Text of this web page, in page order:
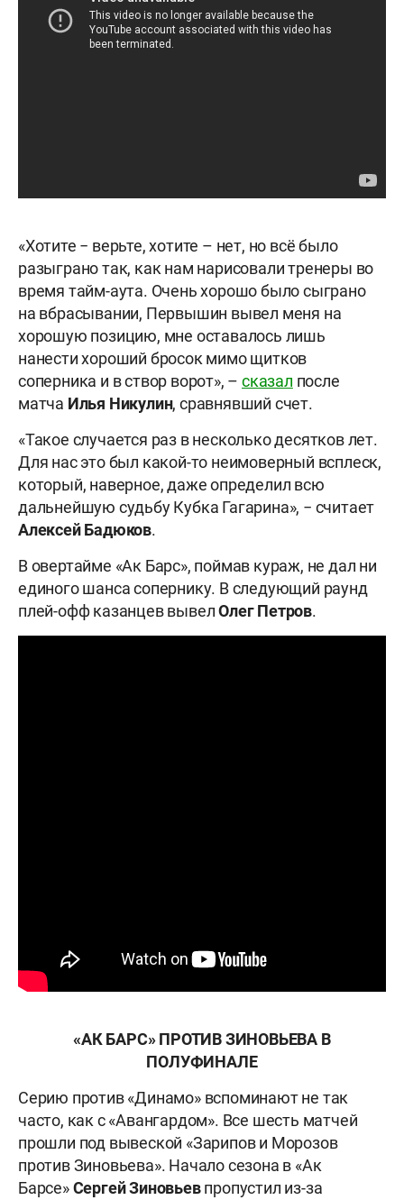
«Хотите − верьте, хотите – нет, но всё было
разыграно так, как нам нарисовали тренеры во
время тайм-аута. Очень хорошо было сыграно
на вбрасывании, Первышин вывел меня на
хорошую позицию, мне оставалось лишь
нанести хороший бросок мимо щитков
соперника и в створ ворот», –сказал после
матча Илья Никулин, сравнявший счет.
«Такое случается раз в несколько десятков лет.
Для нас это был какой-то неимоверный всплеск,
который, наверное, даже определил всю
дальнейшую судьбу Кубка Гагарина», − считает
АлексейБадюков.
В овертайме «Ак Барс», поймав кураж, не дал ни
единого шанса сопернику. В следующий раунд
плей-офф казанцев вывелОлег Петров.
«АК БАРС» ПРОТИВ ЗИНОВЬЕВА В
ПОЛУФИНАЛЕ
Серию против «Динамо» вспоминают не так
часто, как с «Авангардом». Все шесть матчей
прошли под вывеской «Зарипов и Морозов
против Зиновьева». Начало сезона в «Ак
Барсе»Сергей Зиновьевпропустил из-за